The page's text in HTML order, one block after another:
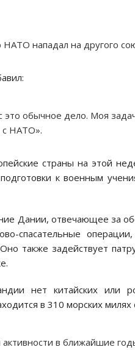
нападал на другого
обычное дело. Моя
с НАТО».
страны на этой
к военным
Дании, отвечающее за
спасательные
также задействует
нет китайских или
в 310 морских милях
в ближайшие